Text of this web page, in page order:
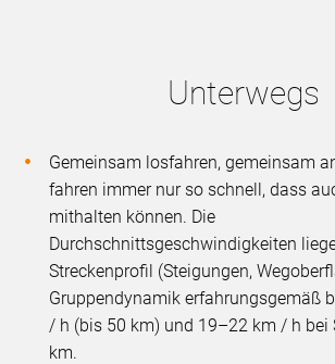
Unterwegs
Gemeinsam losfahren, gemeinsam
fahren immer nur so schnell, dass
mithalten können. Die
Durchschnittsgeschwindigkeiten
Streckenprofil (Steigungen,
Gruppendynamik erfahrungsgemäß
/ h (bis 50 km) und 19–22 km / h bei
km.